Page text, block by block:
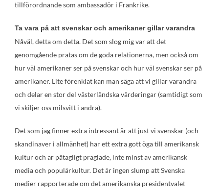
tillförordnande som ambassadör i Frankrike.
Ta vara på att svenskar och amerikaner gillar varandra
Nåväl, detta om detta. Det som slog mig var att det
genomgående pratas om de goda relationerna, men också om
hur väl amerikaner ser på svenskar och hur väl svenskar ser på
amerikaner. Lite förenklat kan man säga att vi gillar varandra
och delar en stor del västerländska värderingar (samtidigt som
vi skiljer oss milsvitt i andra).
Det som jag finner extra intressant är att just vi svenskar (och
skandinaver i allmänhet) har ett extra gott öga till amerikansk
kultur och är påtagligt präglade, inte minst av amerikansk
media och populärkultur. Det är ingen slump att Svenska
medier rapporterade om det amerikanska presidentvalet